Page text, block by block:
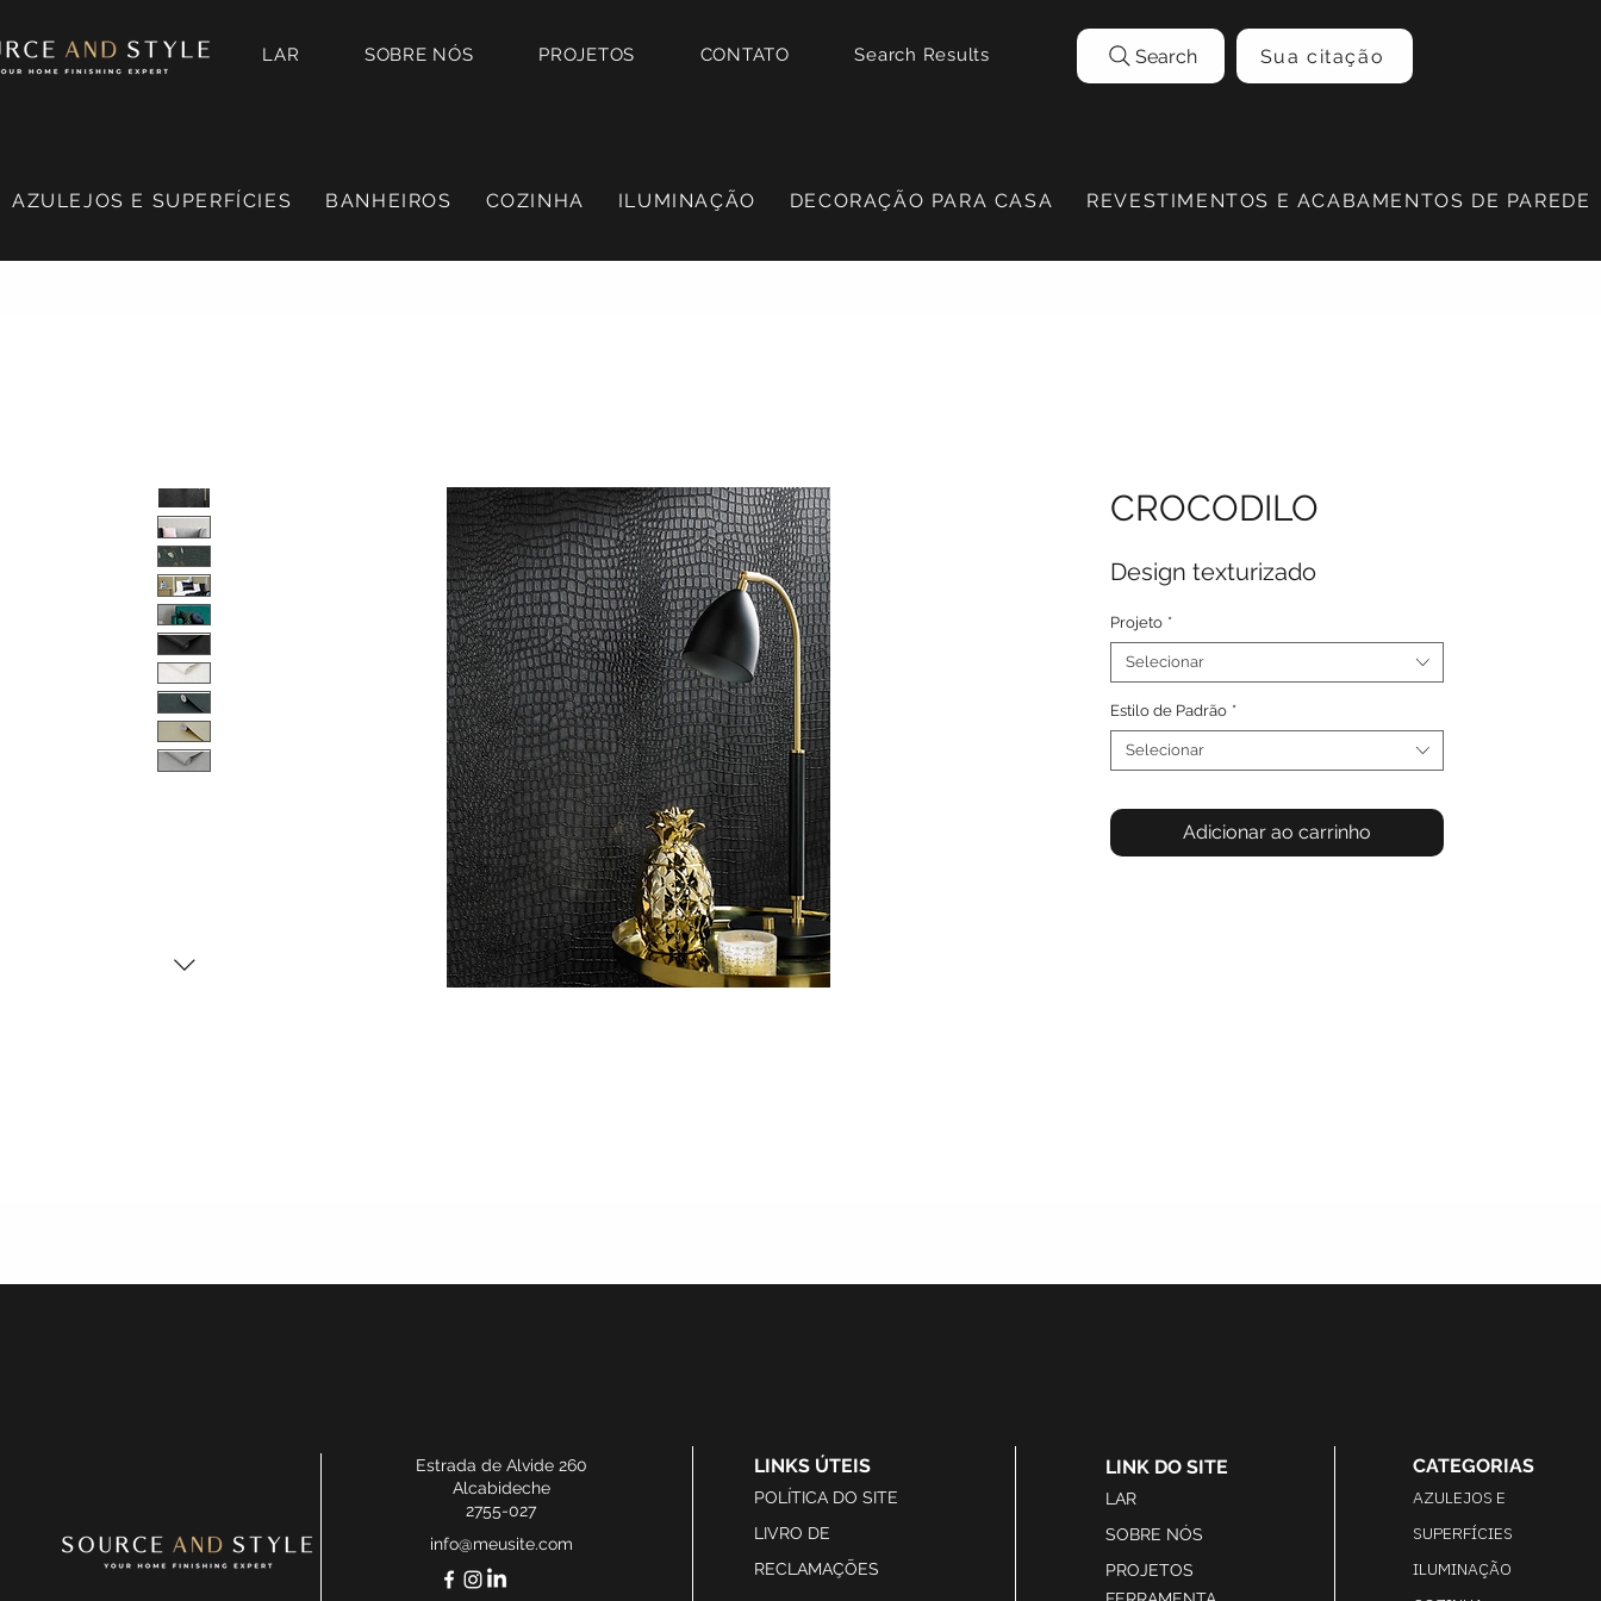
LAR SOBRE NÓS PROJETOS CONTATO Search Results Search Sua citação
AZULEJOS E SUPERFÍCIES BANHEIROS COZINHA ILUMINAÇÃO DECORAÇÃO PARA CASA REVESTIMENTOS E ACABAMENTOS DE PAREDE
CROCODILO
Design texturizado
Projeto *
Selecionar
Estilo de Padrão *
Selecionar
Adicionar ao carrinho
Estrada de Alvide 260
Alcabideche
2755-027
info@meusite.com
LINKS ÚTEIS
POLÍTICA DO SITE
LIVRO DE
RECLAMAÇÕES
LINK DO SITE
LAR
SOBRE NÓS
PROJETOS
CATEGORIAS
AZULEJOS E
SUPERFÍCIES
ILUMINAÇÃO